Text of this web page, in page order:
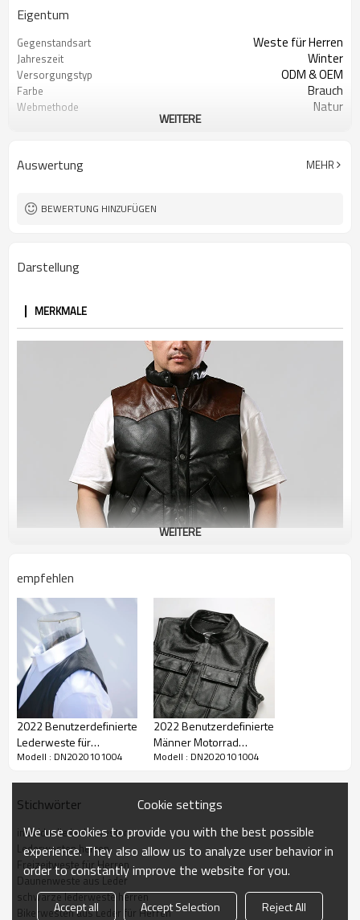
Eigentum
Gegenstandsart Weste für Herren
Jahreszeit Winter
Versorgungstyp ODM & OEM
Farbe Brauch
Webmethode Natur
Kleidergröße Regulär
Kragen
Dicke
WEITERE
Auswertung MEHR
BEWERTUNG HINZUFÜGEN
Darstellung
MERKMALE
2022 Winter Benutzerdefinierte
Lederwesten | Kuhlederweste mit
Entendaunenpolsterung | Leder-
Paket:1 Stück im Polybeutel, flache Verpackung
Größe:
M-3XL, unterstützt benutzerdefinierte Größe
Hohe Qualität:Aus Rindsleder ,gute Atmungsaktivität,
Wärmespeicherung, feuchtigkeitsbeständig, umweltfreundlich und
harmlos. Solide Farbe, leicht und weich, leichte Elastizität und langlebig.
Anwendung:Weiße Entendaunen, Logo-Metallknopf, Ykk-
Reißverschluss, daunendichtes Futter
WEITERE
empfehlen
2022 Benutzerdefinierte
Lederweste für
Herren|Hot-Sales Mode
Modell : DN2020101004
2022 Benutzerdefinierte
Männer Motorrad
Lederwesten |Hot-Sales
Modell : DN2020101004
Stichwörter
individuelle Lederwesten
Lederwesten herren
Freizeitweste für Herren
Daunenweste aus Leder
schwarze lederweste herren
Bikerwesten aus Leder für Herren
Cookie settings
We use cookies to provide you with the best possible
experience. They also allow us to analyze user behavior in
order to constantly improve the website for you.
Accept all Accept Selection Reject All